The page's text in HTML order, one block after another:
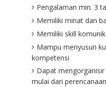
Pengalaman min. 3
Memiliki minat dan
Memiliki skill
Mampu menyusun
kompetensi
Dapat
mulai dari